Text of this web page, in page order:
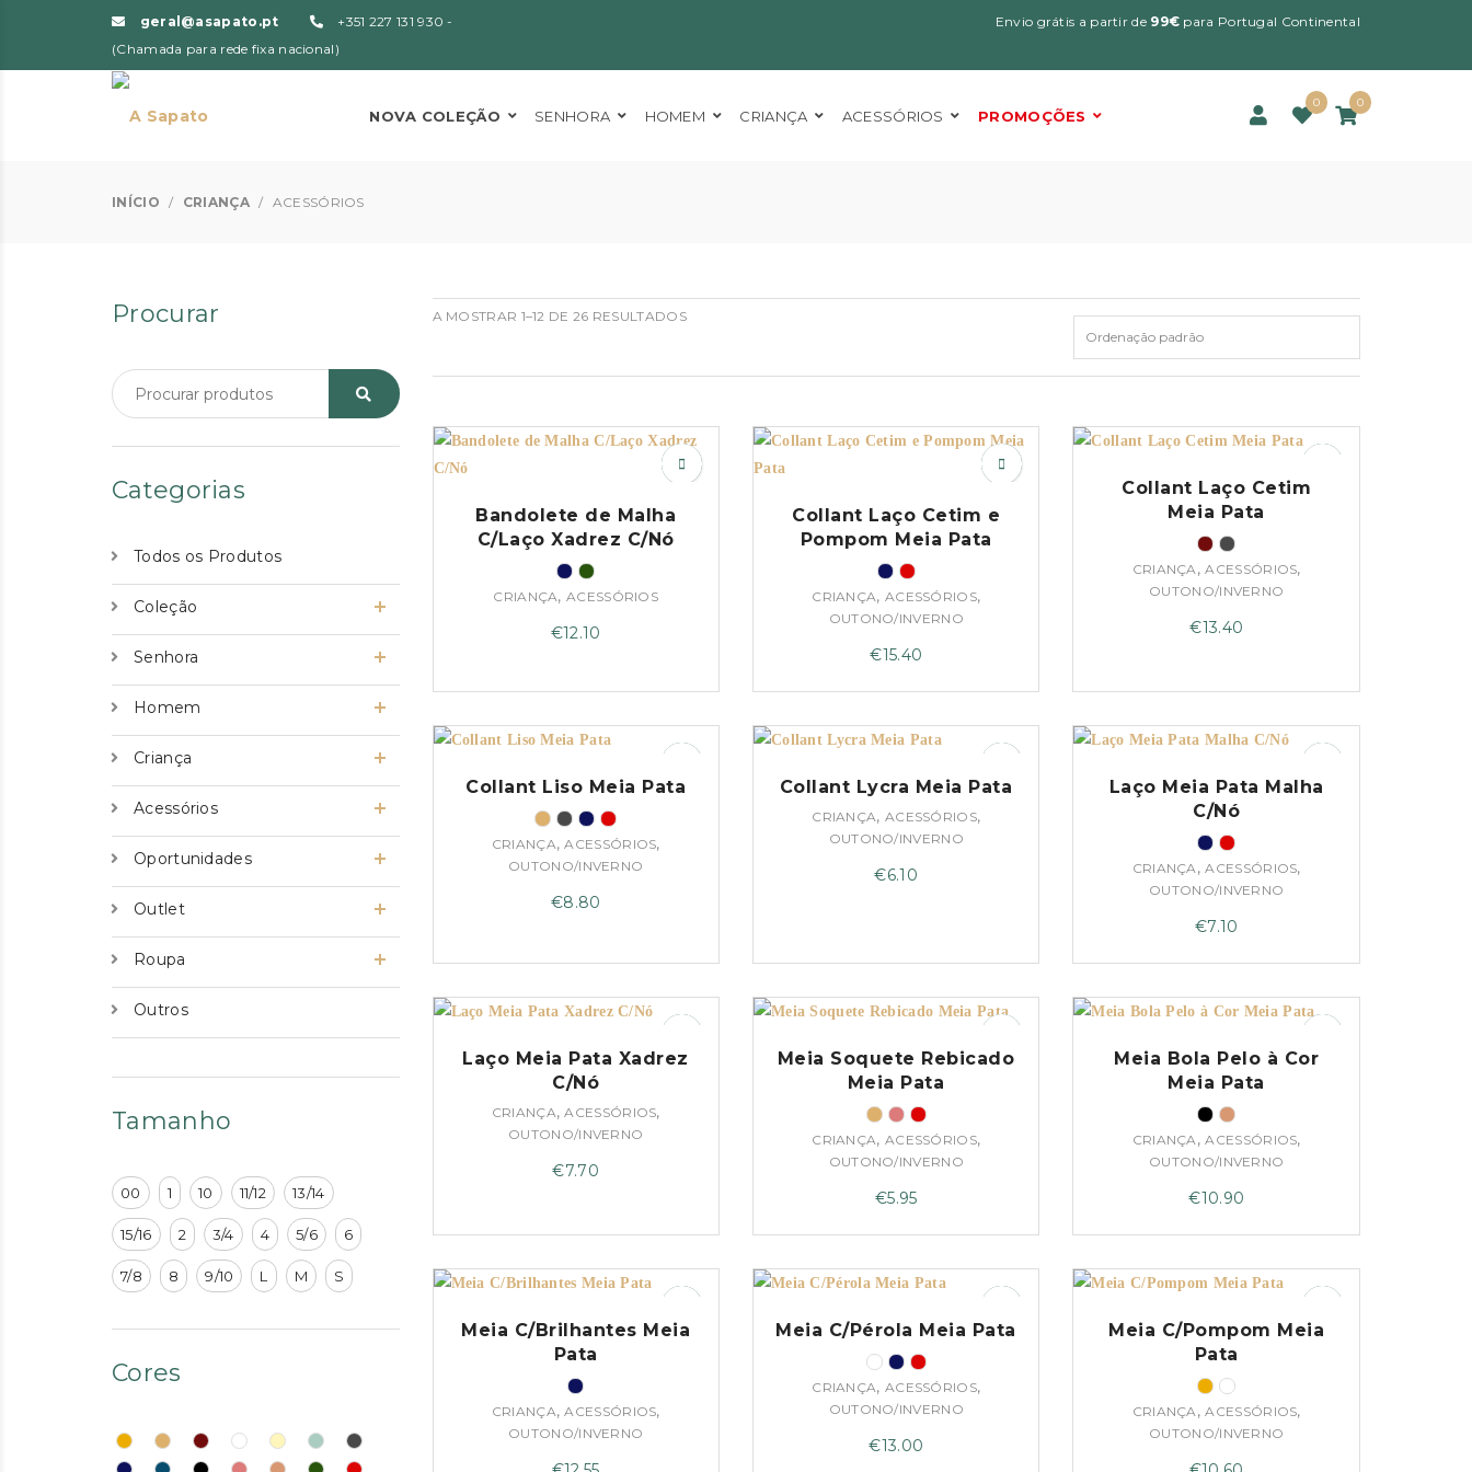
geral@asapato.pt
+351 227 131 930 -
(Chamada para rede fixa nacional)
Envio grátis a partir de 99€ para Portugal Continental
NOVA COLEÇÃO SENHORA HOMEM CRIANÇA ACESSÓRIOS PROMOÇÕES
0 0
INÍCIO / CRIANÇA / ACESSÓRIOS
Procurar
Categorias
Todos os Produtos
Coleção
Senhora
Homem
Criança
Acessórios
Oportunidades
Outlet
Roupa
Outros
Tamanho
00 1 10 11/12 13/14
15/16 2 3/4 4 5/6 6
7/8 8 9/10 L M S
Cores
A MOSTRAR 1–12 DE 26 RESULTADOS
Bandolete de Malha
C/Laço Xadrez C/Nó
CRIANÇA,ACESSÓRIOS
€12.10
Collant Laço Cetim e
Pompom Meia Pata
CRIANÇA, ACESSÓRIOS,
OUTONO/INVERNO
€15.40
Collant Laço Cetim
Meia Pata
CRIANÇA,ACESSÓRIOS,
OUTONO/INVERNO
€13.40
Collant Liso Meia Pata
CRIANÇA,ACESSÓRIOS,
OUTONO/INVERNO
€8.80
Collant Lycra Meia Pata
CRIANÇA, ACESSÓRIOS,
OUTONO/INVERNO
€6.10
Laço Meia Pata Malha
C/Nó
CRIANÇA,ACESSÓRIOS,
OUTONO/INVERNO
€7.10
Laço Meia Pata Xadrez
C/Nó
CRIANÇA,ACESSÓRIOS,
OUTONO/INVERNO
€7.70
Meia Soquete Rebicado
Meia Pata
CRIANÇA, ACESSÓRIOS,
OUTONO/INVERNO
€5.95
Meia Bola Pelo à Cor
Meia Pata
CRIANÇA,ACESSÓRIOS,
OUTONO/INVERNO
€10.90
Meia C/Brilhantes Meia
Pata
CRIANÇA,ACESSÓRIOS,
OUTONO/INVERNO
Meia C/Pérola Meia Pata
CRIANÇA, ACESSÓRIOS,
OUTONO/INVERNO
€13.00
Meia C/Pompom Meia
Pata
CRIANÇA,ACESSÓRIOS,
OUTONO/INVERNO